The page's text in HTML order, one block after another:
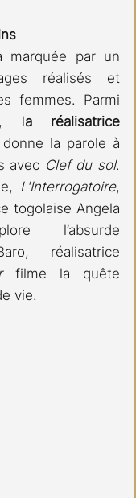
marquée par un
réalisés et
femmes. Parmi
la réalisatrice
donne la parole à
avec Clef du sol.
L'Interrogatoire,
togolaise Angela
l’absurde
réalisatrice
filme la quête
vie.